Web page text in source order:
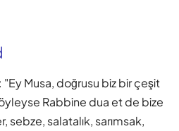
"Ey Musa, doğrusu biz bir çeşit
Rabbine dua et de bize
salatalık, sarımsak,